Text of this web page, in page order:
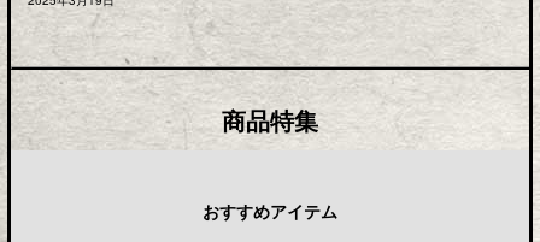
商品特集
おすすめアイテム